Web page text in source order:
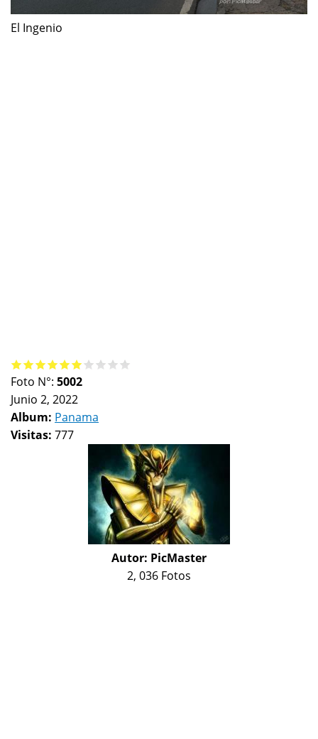
El Ingenio
Foto N°: 5002
Junio 2, 2022
Album: Panama
Visitas: 777
Autor: PicMaster
2, 036 Fotos